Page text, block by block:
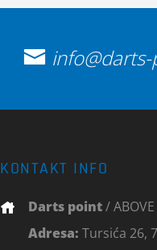
KONTAKT INFO
Darts point/
Adresa: Tursića 26,